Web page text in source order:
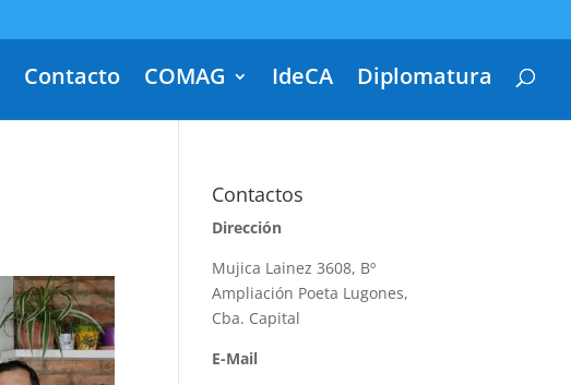
Contacto COMAG IdeCA Diplomatura
Contactos
Dirección
Mujica Lainez 3608, Bº
Ampliación Poeta Lugones,
Cba. Capital
E-Mail